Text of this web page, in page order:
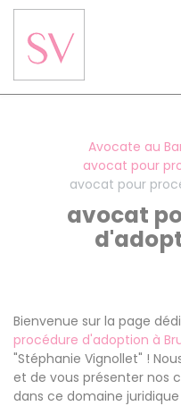
Avocate au
avocat pour
avocat pour
avocat
Bienvenue sur la page
procédure d'adoption à
"Stéphanie Vignollet" !
et de vous présenter nos
dans ce domaine
Panneau de gestion des